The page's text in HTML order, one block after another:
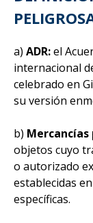
a) ADR:el
internacional
celebrado en
su versión
b)
objetos cuyo
o autorizado
establecidas
específicas.